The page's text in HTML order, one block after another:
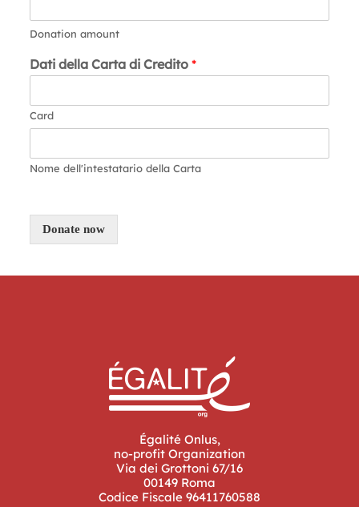
Donation amount
Dati della Carta di Credito *
Card
Nome dell'intestatario della Carta
Donate now
Égalité Onlus,
no-profit Organization
Via dei Grottoni 67/16
00149 Roma
Codice Fiscale 96411760588